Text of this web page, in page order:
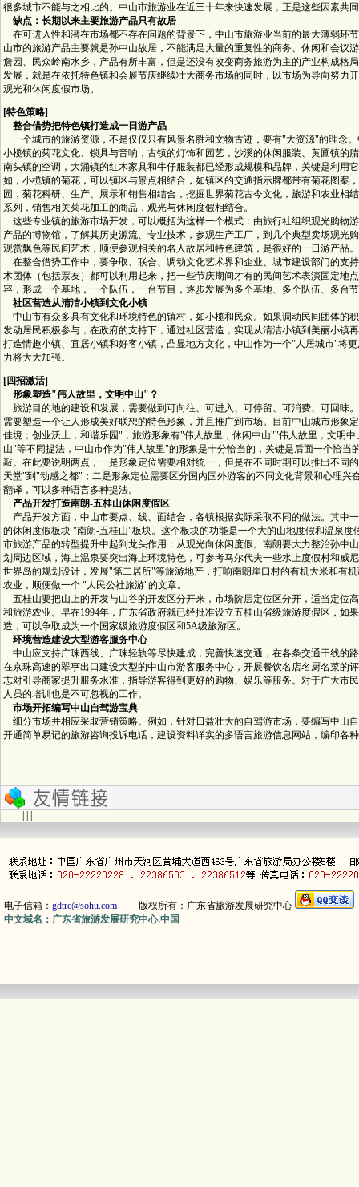
很多城市不能与之相比的。中山市旅游业在近三十年来快速发展，正是这些因素共
缺点：长期以来主要旅游产品只有故居
在可进入性和潜在市场都不存在问题的背景下，中山市旅游业当前的最大薄弱环
山市的旅游产品主要就是孙中山故居，不能满足大量的重复性的商务、休闲和会议
詹园、民众岭南水乡，产品有所丰富，但是还没有改变商务旅游为主的产业构成格
发展，就是在依托特色镇和会展节庆继续壮大商务市场的同时，以市场为导向努力
观光和休闲度假市场。
[特色策略]
整合借势把特色镇打造成一日游产品
一个城市的旅游资源，不是仅仅只有风景名胜和文物古迹，要有"大资源"的理念
小榄镇的菊花文化、锁具与音响，古镇的灯饰和园艺，沙溪的休闲服装、黄圃镇的
南头镇的空调，大涌镇的红木家具和牛仔服装都已经形成规模和品牌，关键是利用
如，小榄镇的菊花，可以镇区与景点相结合，如镇区的交通指示牌都带有菊花图案
园，菊花科研、生产、展示和销售相结合，挖掘世界菊花古今文化，旅游和农业相
系列，销售相关菊花加工的商品，观光与休闲度假相结合。
这些专业镇的旅游市场开发，可以概括为这样一个模式：由旅行社组织观光购物
产品的博物馆，了解其历史源流、专业技术，参观生产工厂，到几个典型卖场观光
观赏飘色等民间艺术，顺便参观相关的名人故居和特色建筑，是很好的一日游产品。
在整合借势工作中，要争取、联合、调动文化艺术界和企业、城市建设部门的支
术团体（包括票友）都可以利用起来，把一些节庆期间才有的民间艺术表演固定地
容，形成一个基地，一个队伍，一台节目，逐步发展为多个基地、多个队伍、多台
社区营造从清洁小镇到文化小镇
中山市有众多具有文化和环境特色的镇村，如小榄和民众。如果调动民间团体的
发动居民积极参与，在政府的支持下，通过社区营造，实现从清洁小镇到美丽小镇
打造情趣小镇、宜居小镇和好客小镇，凸显地方文化，中山作为一个"人居城市"将
力将大大加强。
[四招激活]
形象塑造"伟人故里，文明中山"？
旅游目的地的建设和发展，需要做到可向往、可进入、可停留、可消费、可回味
需要塑造一个让人形成美好联想的特色形象，并且推广到市场。目前中山城市形象
佳境；创业沃土，和谐乐园"，旅游形象有"伟人故里，休闲中山""伟人故里，文明
山"等不同提法，中山市作为"伟人故里"的形象是十分恰当的，关键是后面一个恰当
敲。在此要说明两点，一是形象定位需要相对统一，但是在不同时期可以推出不同
天堂"到"动感之都"；二是形象定位需要区分国内国外游客的不同文化背景和心理兴
翻译，可以多种语言多种提法。
产品开发打造南朗-五桂山休闲度假区
产品开发方面，中山市要点、线、面结合，各镇根据实际采取不同的做法。其中
的休闲度假板块 "南朗-五桂山"板块。这个板块的功能是一个大的山地度假和温泉度
市旅游产品的转型提升中起到龙头作用：从观光向休闲度假。南朗要大力整治孙中
划周边区域，海上温泉要突出海上环境特色，可参考马尔代夫一些水上度假村和威
世界岛的规划设计，发展"第二居所"等旅游地产，打响南朗崖口村的有机大米和有
农业，顺便做一个 "人民公社旅游"的文章。
五桂山要把山上的开发与山谷的开发区分开来，市场阶层定位区分开，适当定位
和旅游农业。早在1994年，广东省政府就已经批准设立五桂山省级旅游度假区，如
造，可以争取成为一个国家级旅游度假区和5A级旅游区。
环境营造建设大型游客服务中心
中山应支持广珠西线、广珠轻轨等尽快建成，完善快速交通，在各条交通干线的
在京珠高速的翠亨出口建设大型的中山市游客服务中心，开展餐饮名店名厨名菜的
志对引导商家提升服务水准，指导游客得到更好的购物、娱乐等服务。对于广大市
人员的培训也是不可忽视的工作。
市场开拓编写中山自驾游宝典
细分市场并相应采取营销策略。例如，针对日益壮大的自驾游市场，要编写中山
开通简单易记的旅游咨询投诉电话，建设资料详实的多语言旅游信息网站，编印各
电子信箱： gdtrc@sohu.com 版权所有：广东省旅游发展研究中心
中文域名：广东省旅游发展研究中心.中国